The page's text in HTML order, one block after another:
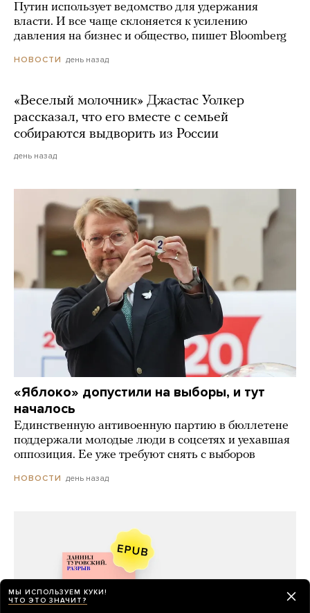
Путин использует ведомство для удержания
власти. И все чаще склоняется к усилению
давления на бизнес и общество, пишет Bloomberg
НОВОСТИ день назад
«Веселый молочник» Джастас Уолкер
рассказал, что его вместе с семьей
собираются выдворить из России
день назад
«Яблоко» допустили на выборы, и тут
началось
Единственную антивоенную партию в бюллетене
поддержали молодые люди в соцсетях и уехавшая
оппозиция. Ее уже требуют снять с выборов
НОВОСТИ день назад
МЫ ИСПОЛЬЗУЕМ КУКИ!
ЧТО ЭТО ЗНАЧИТ?